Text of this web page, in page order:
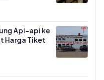
Api-api ke
Harga Tiket